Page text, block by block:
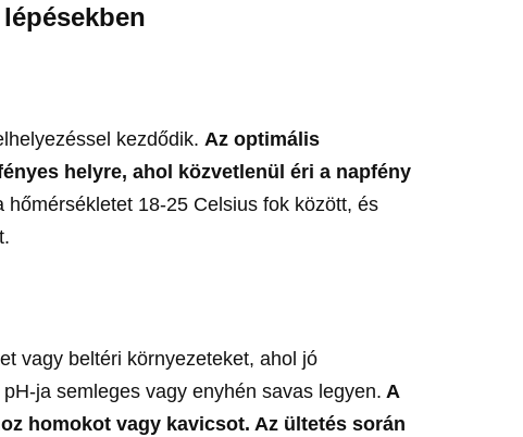
kezdődik.Az optimális
helyre, ahol közvetlenül éri a napfény
hőmérsékletet 18-25 Celsius fok között, és
vagy beltéri környezeteket, ahol jó
ja semleges vagy enyhén savas legyen. A
homokot vagy kavicsot. Az ültetés során